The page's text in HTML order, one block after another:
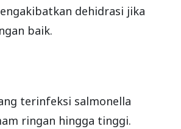
dehidrasi jika
baik.
terinfeksi salmonella
ringan hingga tinggi.